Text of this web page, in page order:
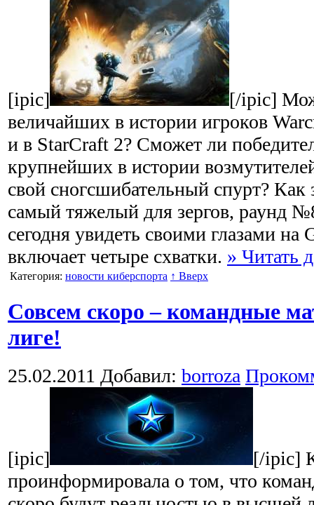
[ipic]
[/ipic]
величайших в истории игроков
и в StarCraft 2? Сможет ли
крупнейших в истории
свой сногсшибательный спурт? Как
самый тяжелый для зергов, раунд
сегодня увидеть своими глазами на
включает четыре схватки. » Читать
Категория: новости киберспорта ↑ Вверх
Совсем скоро – командные
лиге!
25.02.2011 Добавил: borroza
[ipic]
[/ipic]
проинформировала о том, что